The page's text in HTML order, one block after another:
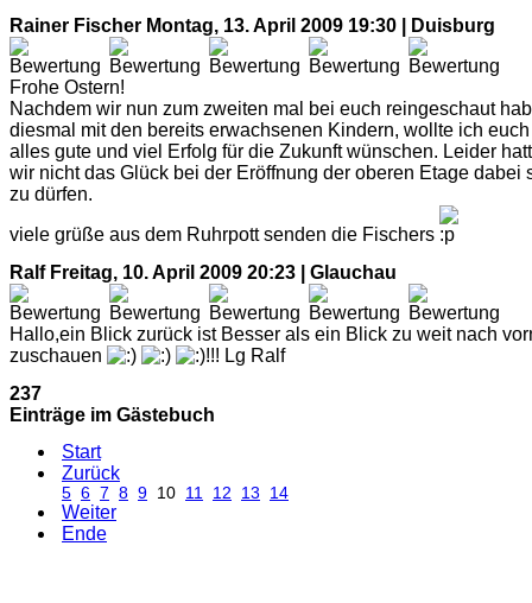
Rainer Fischer Montag, 13. April 2009 19:30 | Duisburg
Frohe Ostern!
Nachdem wir nun zum zweiten mal bei euch reingeschaut
diesmal mit den bereits erwachsenen Kindern, wollte ich euch
alles gute und viel Erfolg für die Zukunft wünschen. Leider
wir nicht das Glück bei der Eröffnung der oberen Etage dabei
zu dürfen.
viele grüße aus dem Ruhrpott senden die Fischers
Ralf Freitag, 10. April 2009 20:23 | Glauchau
Hallo,ein Blick zurück ist Besser als ein Blick zu weit nach
zuschauen
!!! Lg Ralf
237
Einträge im Gästebuch
Start
Zurück
5 6 7 8 9 10 11 12 13 14
Weiter
Ende